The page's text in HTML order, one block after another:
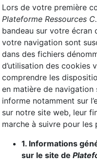
Lors de votre première
Plateforme Ressources
bandeau sur votre écran
votre navigation sont
dans des fichiers
d’utilisation des cookies
comprendre les
en matière de
informe notamment sur
sur notre site web, leur
marche à suivre pour les
1. Informations
sur le site de